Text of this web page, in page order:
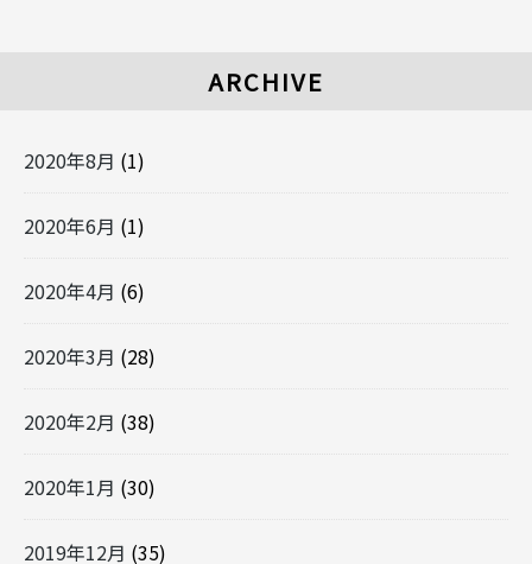
ARCHIVE
2020年8月 (1)
2020年6月 (1)
2020年4月 (6)
2020年3月 (28)
2020年2月 (38)
2020年1月 (30)
2019年12月 (35)